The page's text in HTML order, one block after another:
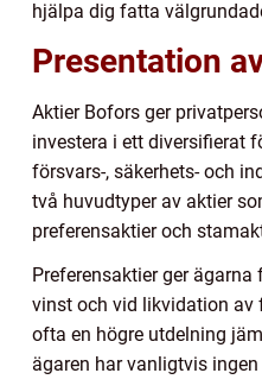
hjälpa dig fatta
Presentation
Aktier Bofors ger
investera i ett diversifierat
försvars-, säkerhets- och
två huvudtyper av aktier
preferensaktier och
Preferensaktier ger
vinst och vid likvidation av
ofta en högre utdelning
ägaren har vanligtvis